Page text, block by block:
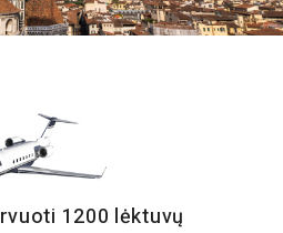
1200 lėktuvų